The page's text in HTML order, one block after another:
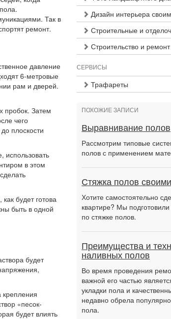
Так в
ремонт.
давление
6-метровые
рам и дверей.
пробок. Затем
чего
плоскости
использовать
в этом
будет готова
быть в одной
будет
«песок-
будет влиять
Дизайн интерьера
Строительные и
Строительство и
СЕРВИСЫ
Трафареты
ПОХОЖИЕ ЗАПИСИ
Выравнивание полов
Рассмотрим типовые
полов с применением
Стяжка полов
Хотите самостоятельно
квартире? Мы
по стяжке полов.
Преимущества и
наливных полов
Во время проведения
важной его частью
укладки пола и
недавно обрела
пола.